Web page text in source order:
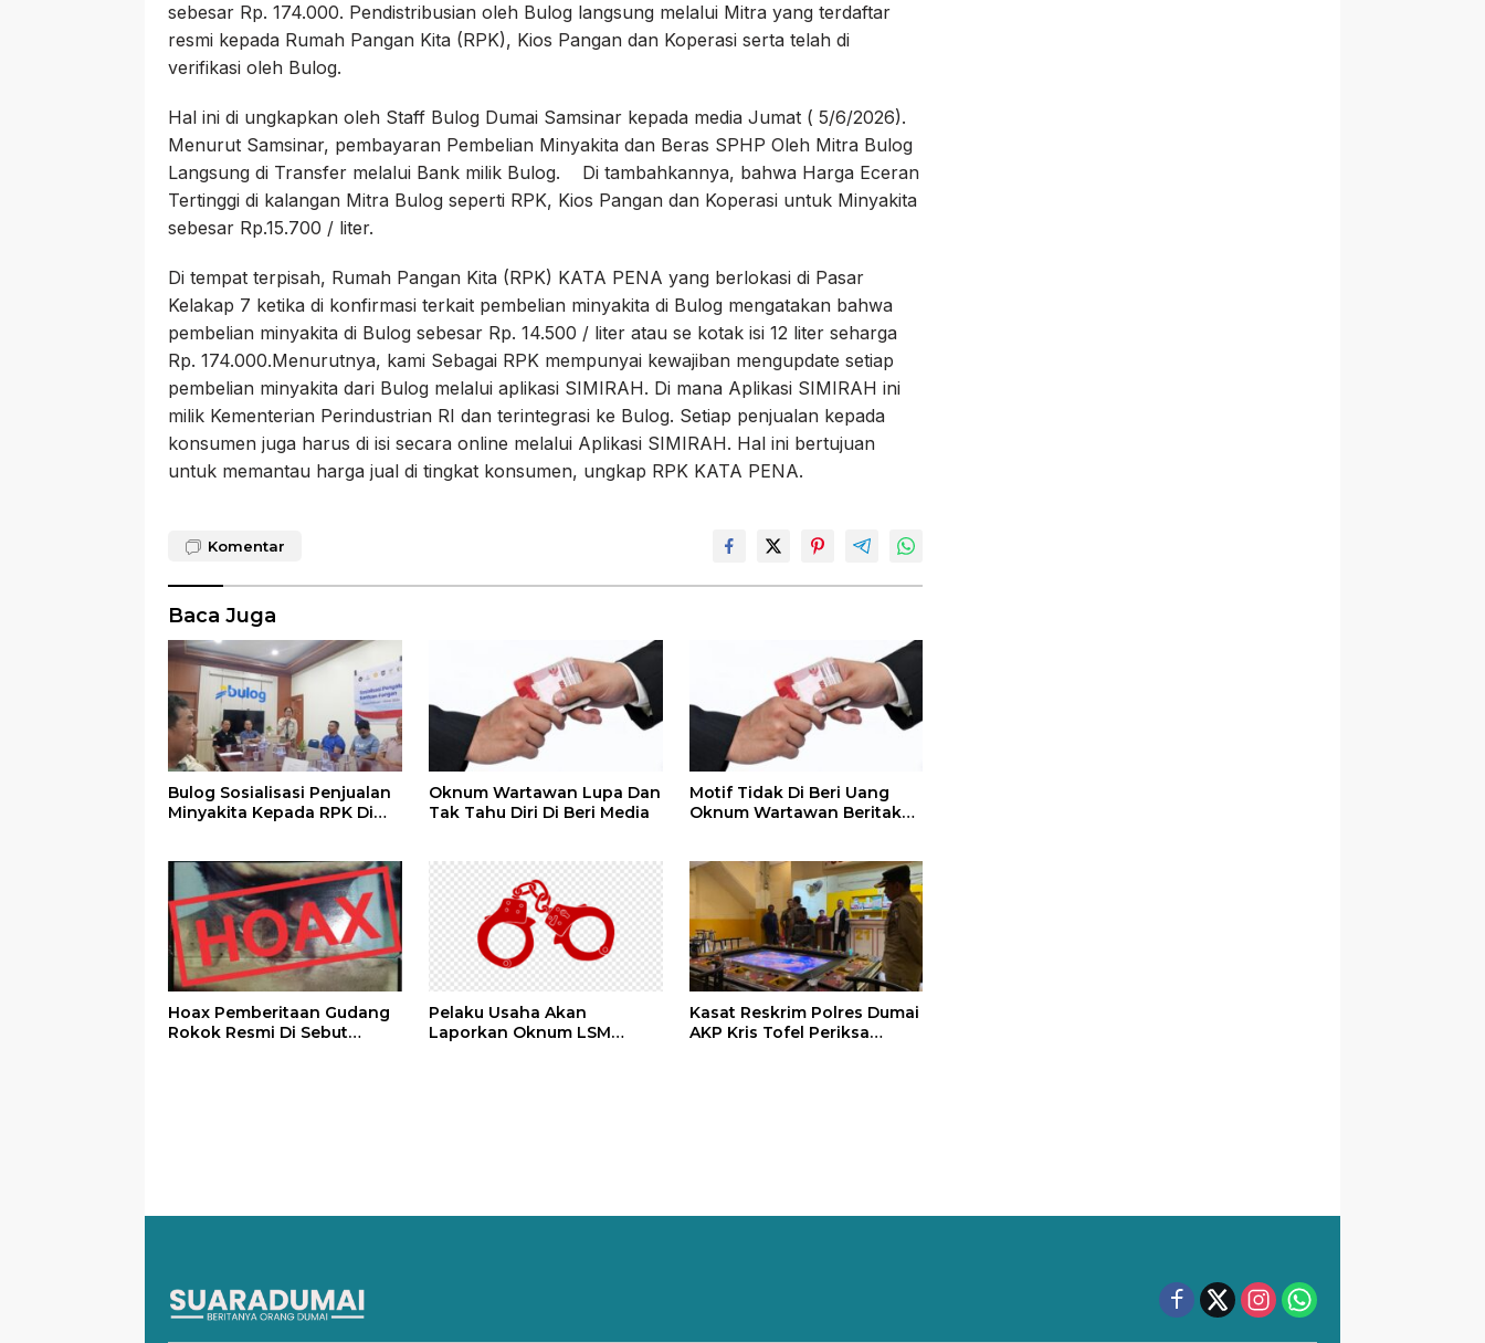
sebesar Rp. 174.000. Pendistribusian oleh Bulog langsung melalui Mitra yang terdaftar
resmi kepada Rumah Pangan Kita (RPK), Kios Pangan dan Koperasi serta telah di
verifikasi oleh Bulog.
Hal ini di ungkapkan oleh Staff Bulog Dumai Samsinar kepada media Jumat ( 5/6/2026).
Menurut Samsinar, pembayaran Pembelian Minyakita dan Beras SPHP Oleh Mitra Bulog
Langsung di Transfer melalui Bank milik Bulog. Di tambahkannya, bahwa Harga Eceran
Tertinggi di kalangan Mitra Bulog seperti RPK, Kios Pangan dan Koperasi untuk Minyakita
sebesar Rp.15.700 / liter.
Di tempat terpisah, Rumah Pangan Kita (RPK) KATA PENA yang berlokasi di Pasar
Kelakap 7 ketika di konfirmasi terkait pembelian minyakita di Bulog mengatakan bahwa
pembelian minyakita di Bulog sebesar Rp. 14.500 / liter atau se kotak isi 12 liter seharga
Rp. 174.000.Menurutnya, kami Sebagai RPK mempunyai kewajiban mengupdate setiap
pembelian minyakita dari Bulog melalui aplikasi SIMIRAH. Di mana Aplikasi SIMIRAH ini
milik Kementerian Perindustrian RI dan terintegrasi ke Bulog. Setiap penjualan kepada
konsumen juga harus di isi secara online melalui Aplikasi SIMIRAH. Hal ini bertujuan
untuk memantau harga jual di tingkat konsumen, ungkap RPK KATA PENA.
Komentar
Baca Juga
Bulog Sosialisasi Penjualan
Minyakita Kepada RPK Di
Oknum Wartawan Lupa Dan
Tak Tahu Diri Di Beri Media
Motif Tidak Di Beri Uang
Oknum Wartawan Beritakan
Menawarkan Hadiah
Hoax Pemberitaan Gudang
Rokok Resmi Di Sebut
Pelaku Usaha Akan
Laporkan Oknum LSM
Kasat Reskrim Polres Dumai
AKP Kris Tofel Periksa